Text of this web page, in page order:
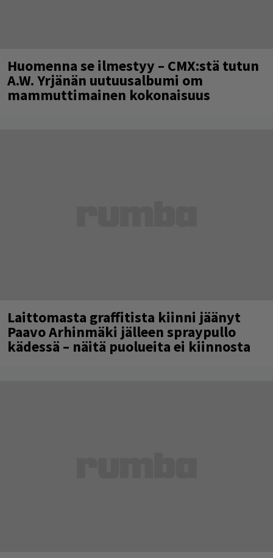
Huomenna se ilmestyy – CMX:stä tutun
A.W. Yrjänän uutuusalbumi om
mammuttimainen kokonaisuus
Laittomasta graffitista kiinni jäänyt
Paavo Arhinmäki jälleen spraypullo
kädessä – näitä puolueita ei kiinnosta